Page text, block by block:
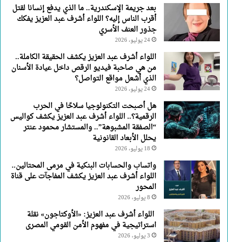
جذور
العنف
الأسري
بعد جريمة الإسكندرية.. ما الذي يدفع إنسانا لقتل
أقرب الناس إليه؟ اللواء أشرف عبد العزيز يفكك
جذور العنف الأسري
24 يوليو، 2026
اللواء أشرف عبد العزيز يكشف الحقيقة الكاملة..
من هي صاحبة فيديو الرقص داخل عيادة الأسنان
الذي أشعل مواقع التواصل؟
24 يوليو، 2026
هل أصبحت التكنولوجيا سلاحًا في الحرب
الرقمية؟.. اللواء أشرف عبد العزيز يكشف كواليس
“الصفقة المشبوهة”.. والمستشار محمود عنتر
يحلل الأبعاد القانونية
18 يوليو، 2026
واتساب والحسابات البنكية في مرمى المحتالين..
اللواء أشرف عبد العزيز يكشف المفاجآت على قناة
المحور
8 يوليو، 2026
اللواء أشرف عبد العزيز: «الأوكتاجون» نقلة
استراتيجية في مفهوم الأمن القومي المصرى
3 يوليو، 2026